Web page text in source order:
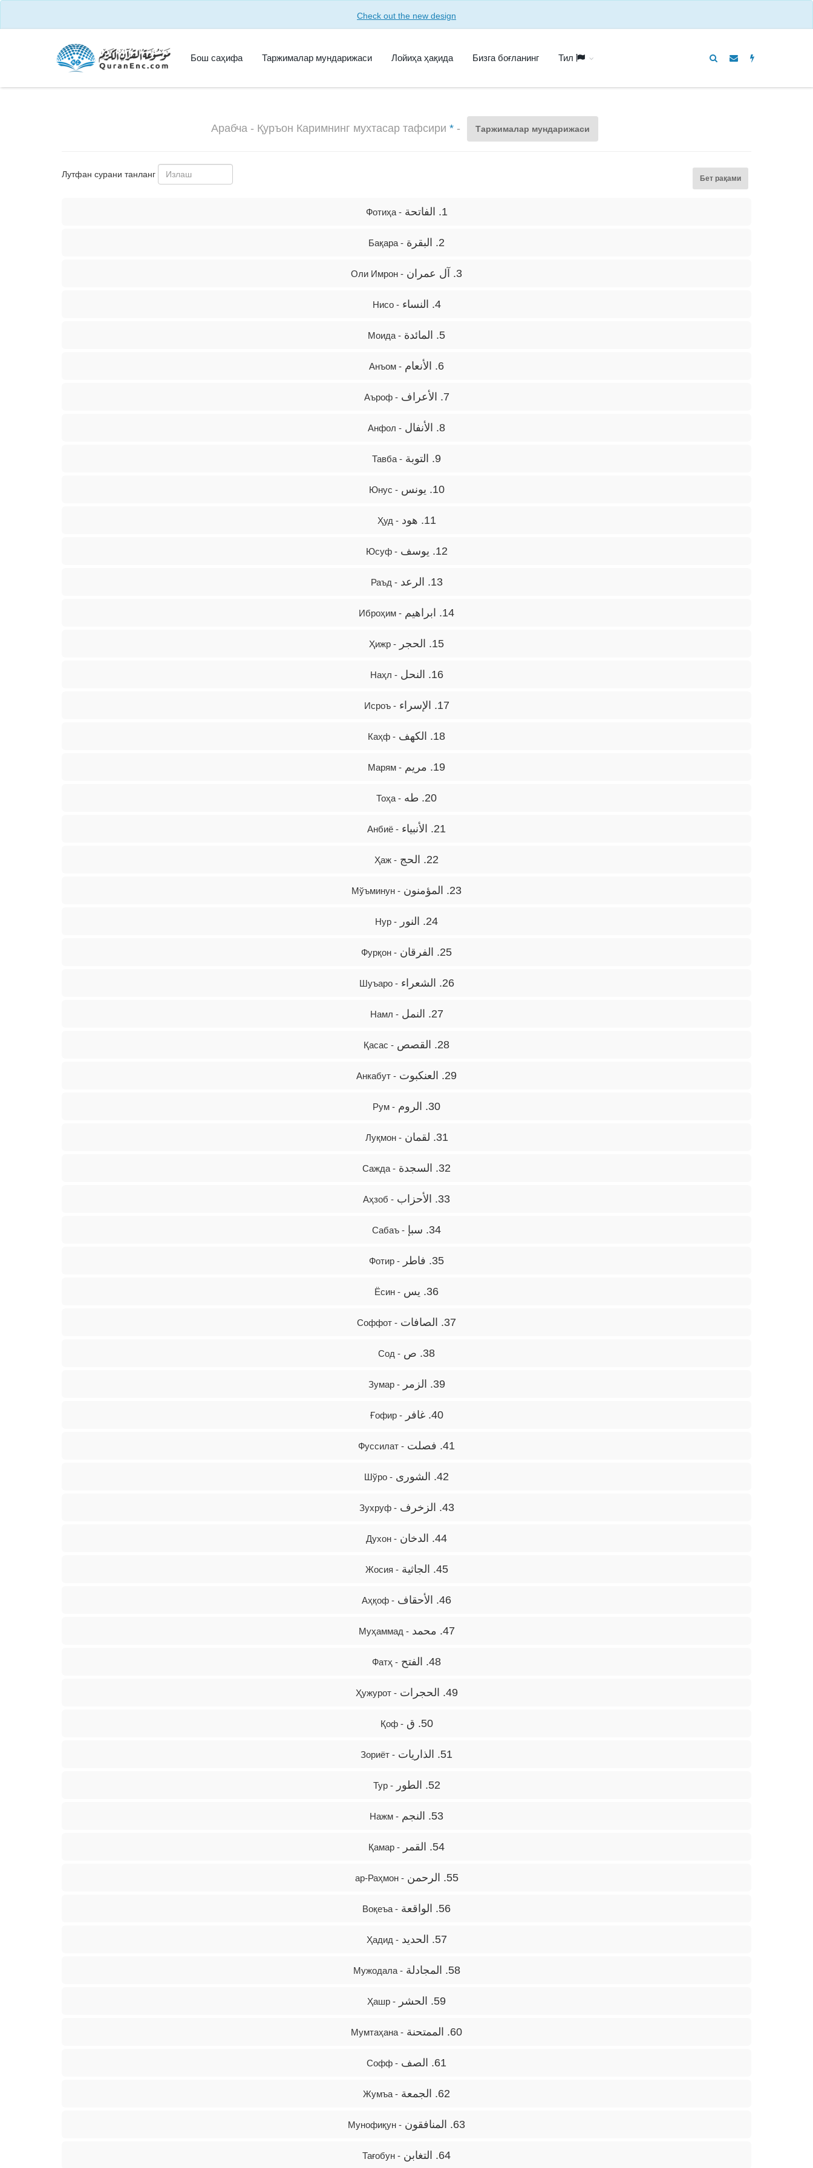
Check out the new design
Бош саҳифа Таржималар мундарижаси Лойиҳа ҳақида Бизга боғланинг Тил
Арабча - Қуръон Каримнинг мухтасар тафсири* - Таржималар мундарижаси
Лутфан сурани танланг Бет рақами
1. الفاتحة - Фотиҳа
2. البقرة - Бақара
3. آل عمران - Оли Имрон
4. النساء - Нисо
5. المائدة - Моида
6. الأنعام - Анъом
7. الأعراف - Аъроф
8. الأنفال - Анфол
9. التوبة - Тавба
10. يونس - Юнус
11. هود - Ҳуд
12. يوسف - Юсуф
13. الرعد - Раъд
14. ابراهيم - Иброҳим
15. الحجر - Ҳижр
16. النحل - Наҳл
17. الإسراء - Исроъ
18. الكهف - Каҳф
19. مريم - Марям
20. طه - Тоҳа
21. الأنبياء - Анбиё
22. الحج - Ҳаж
23. المؤمنون - Мўъминун
24. النور - Нур
25. الفرقان - Фурқон
26. الشعراء - Шуъаро
27. النمل - Намл
28. القصص - Қасас
29. العنكبوت - Анкабут
30. الروم - Рум
31. لقمان - Луқмон
32. السجدة - Сажда
33. الأحزاب - Аҳзоб
34. سبإ - Сабаъ
35. فاطر - Фотир
36. يس - Ёсин
37. الصافات - Соффот
38. ص - Сод
39. الزمر - Зумар
40. غافر - Ғофир
41. فصلت - Фуссилат
42. الشورى - Шўро
43. الزخرف - Зухруф
44. الدخان - Духон
45. الجاثية - Жосия
46. الأحقاف - Аҳқоф
47. محمد - Муҳаммад
48. الفتح - Фатҳ
49. الحجرات - Ҳужурот
50. ق - Қоф
51. الذاريات - Зориёт
52. الطور - Тур
53. النجم - Нажм
54. القمر - Қамар
55. الرحمن - ар-Раҳмон
56. الواقعة - Воқеъа
57. الحديد - Ҳадид
58. المجادلة - Мужодала
59. الحشر - Ҳашр
60. الممتحنة - Мумтаҳана
61. الصف - Софф
62. الجمعة - Жумъа
63. المنافقون - Мунофиқун
64. التغابن - Тағобун